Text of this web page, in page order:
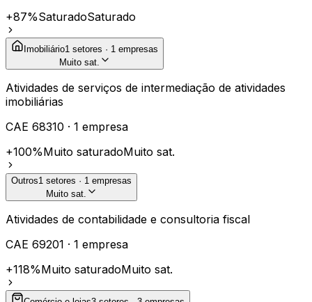
+87%SaturadoSaturado
Imobiliário1 setores · 1 empresas
Muito sat.
Atividades de serviços de intermediação de atividades
imobiliárias
CAE 68310 · 1 empresa
+100%Muito saturadoMuito sat.
Outros1 setores · 1 empresas
Muito sat.
Atividades de contabilidade e consultoria fiscal
CAE 69201 · 1 empresa
+118%Muito saturadoMuito sat.